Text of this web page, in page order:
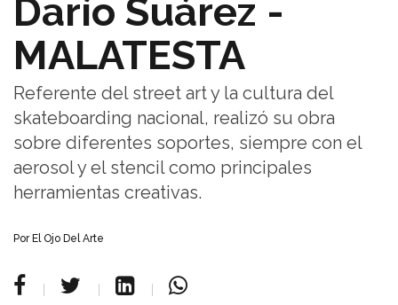
Darío Suárez -
MALATESTA
Referente del street art y la cultura del
skateboarding nacional, realizó su obra
sobre diferentes soportes, siempre con el
aerosol y el stencil como principales
herramientas creativas.
Por El Ojo Del Arte